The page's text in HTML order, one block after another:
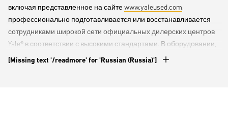
включая представленное на сайтеwww.yaleused.com
профессионально подготавливается или восстанавливается
сотрудниками широкой сети официальных дилерских центров
Yale® в соответствии с высокими стандартами. В оборудовании,
восстановленном в рамках программы Approved Used компании
[Missing text '/readmore' for 'Russian (Russia)']